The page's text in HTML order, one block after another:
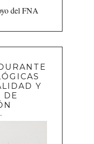
del FNA
Y
DE